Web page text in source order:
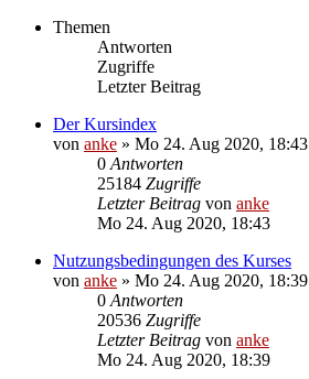
Themen
Antworten
Zugriffe
Letzter Beitrag
Der Kursindex
von anke » Mo 24. Aug 2020, 18:43
0 Antworten
25184 Zugriffe
Letzter Beitrag von anke
Mo 24. Aug 2020, 18:43
Nutzungsbedingungen des Kurses
von anke » Mo 24. Aug 2020, 18:39
0 Antworten
20536 Zugriffe
Letzter Beitrag von anke
Mo 24. Aug 2020, 18:39